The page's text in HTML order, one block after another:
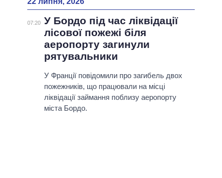
07:20 У Бордо під час ліквідації
лісової пожежі біля
аеропорту загинули
рятувальники
У Франції повідомили про загибель двох
пожежників, що працювали на місці
ліквідації займання поблизу аеропорту
міста Бордо.